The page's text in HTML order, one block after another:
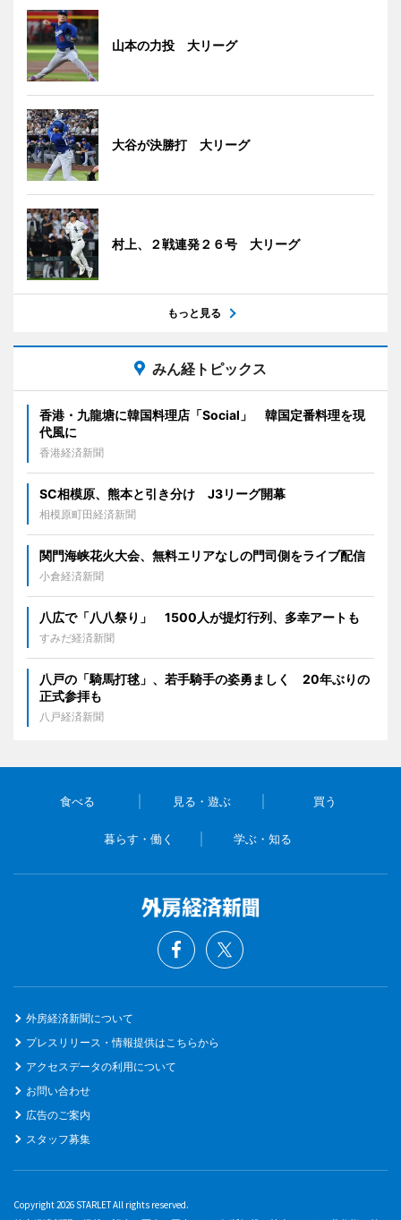
山本の力投 大リーグ
大谷が決勝打 大リーグ
村上、２戦連発２６号 大リーグ
もっと見る
みん経トピックス
香港・九龍塘に韓国料理店「Social」 韓国定番料理を現
代風に
香港経済新聞
SC相模原、熊本と引き分け J3リーグ開幕
相模原町田経済新聞
関門海峡花火大会、無料エリアなしの門司側をライブ配信
小倉経済新聞
八広で「八八祭り」 1500人が提灯行列、多幸アートも
すみだ経済新聞
八戸の「騎馬打毬」、若手騎手の姿勇ましく 20年ぶりの
正式参拝も
八戸経済新聞
食べる 見る・遊ぶ 買う
暮らす・働く 学ぶ・知る
外房経済新聞について
プレスリリース・情報提供はこちらから
アクセスデータの利用について
お問い合わせ
広告のご案内
スタッフ募集
Copyright 2026 STARLET All rights reserved.